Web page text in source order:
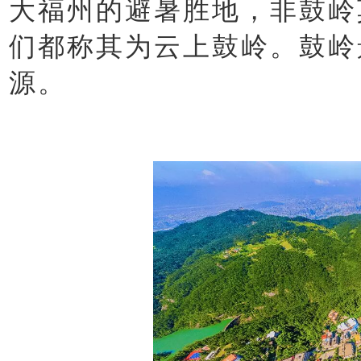
大福州的避暑胜地，非鼓
们都称其为云上鼓岭。鼓
源。